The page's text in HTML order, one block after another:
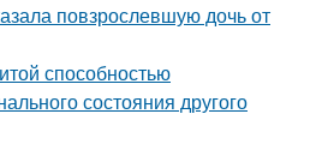
повзрослевшую дочь от
способностью
состояния другого